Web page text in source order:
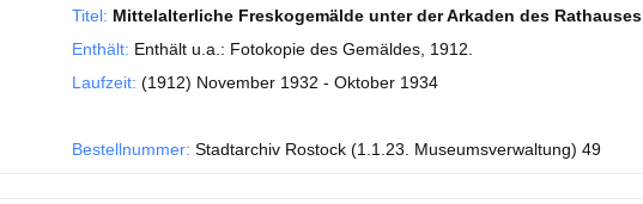
Titel: Mittelalterliche Freskogemälde unter der Arkaden des Rathauses
Enthält: Enthält u.a.: Fotokopie des Gemäldes, 1912.
Laufzeit: (1912) November 1932 - Oktober 1934
Bestellnummer: Stadtarchiv Rostock (1.1.23. Museumsverwaltung) 49